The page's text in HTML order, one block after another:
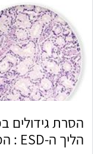
הסרת גידולים
הליך ה-ESD : המדריך המלא